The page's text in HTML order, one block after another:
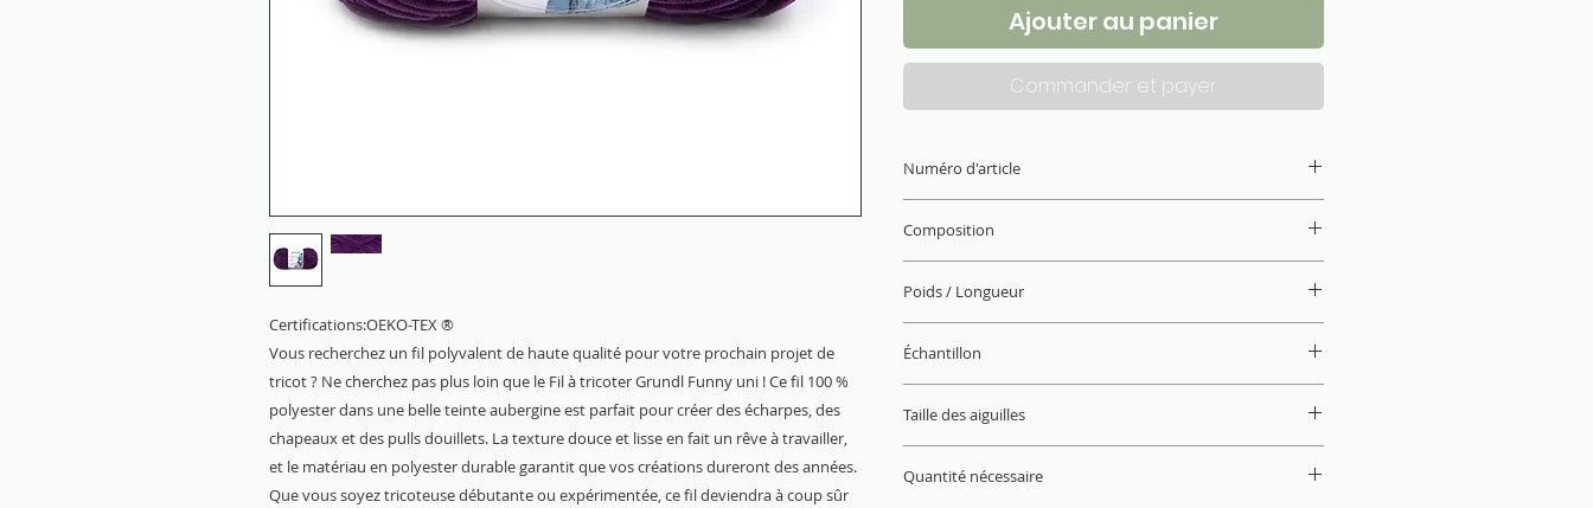
Certifications:OEKO-TEX ®
Vous recherchez un fil polyvalent de haute qualité pour votre prochain projet de
tricot ? Ne cherchez pas plus loin que le Fil à tricoter Grundl Funny uni ! Ce fil 100 %
polyester dans une belle teinte aubergine est parfait pour créer des écharpes, des
chapeaux et des pulls douillets. La texture douce et lisse en fait un rêve à travailler,
et le matériau en polyester durable garantit que vos créations dureront des années.
Que vous soyez tricoteuse débutante ou expérimentée, ce fil deviendra à coup sûr
Ajouter au panier
Commander et payer
Numéro d'article
Composition
Poids / Longueur
Échantillon
Taille des aiguilles
Quantité nécessaire